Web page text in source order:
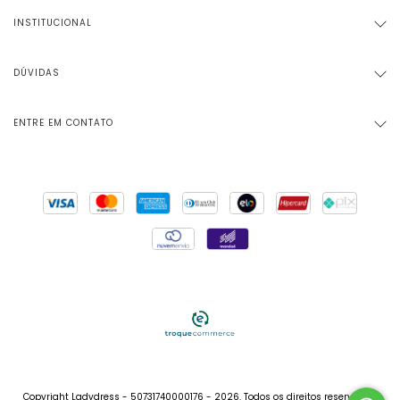
INSTITUCIONAL
DÚVIDAS
ENTRE EM CONTATO
Copyright Ladydress - 50731740000176 - 2026. Todos os direitos reservados.